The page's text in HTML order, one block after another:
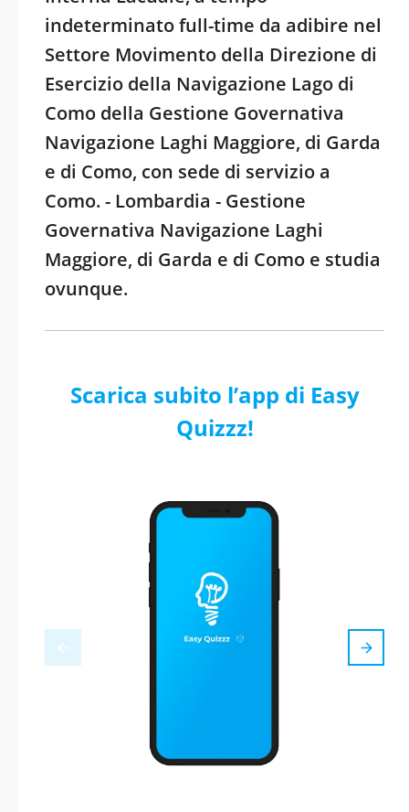
indeterminato full-time da adibire nel
Settore Movimento della Direzione di
Esercizio della Navigazione Lago di
Como della Gestione Governativa
Navigazione Laghi Maggiore, di Garda
e di Como, con sede di servizio a
Como. - Lombardia - Gestione
Governativa Navigazione Laghi
Maggiore, di Garda e di Como e studia
ovunque.
Scarica subito l’app di Easy
Quizzz!